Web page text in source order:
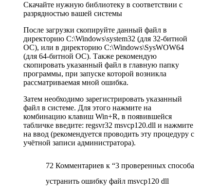
Скачайте нужную библиотеку в соответствии с
разрядностью вашей системы
После загрузки скопируйте данный файл в
директорию С:\Windows\system32 (для 32-битной
ОС), или в директорию C:\Windows\SysWOW64
(для 64-битной ОС). Также рекомендую
скопировать указанный файл в главную папку
программы, при запуске которой возникла
рассматриваемая мной ошибка.
Затем необходимо зарегистрировать указанный
файл в системе. Для этого нажмите на
комбинацию клавиш Win+R, в появившейся
табличке введите: regsvr32 msvcp120.dll и нажмите
на ввод (рекомендуется проводить эту процедуру с
учётной записи администратора).
72 Комментариев к “3 проверенных способа
устранить ошибку файл msvcp120 dll